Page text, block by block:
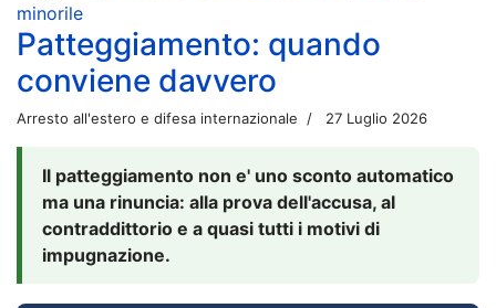
minorile
Patteggiamento: quando
conviene davvero
Arresto all'estero e difesa internazionale 27 Luglio 2026
Il patteggiamento non e' uno sconto automatico
ma una rinuncia: alla prova dell'accusa, al
contraddittorio e a quasi tutti i motivi di
impugnazione.